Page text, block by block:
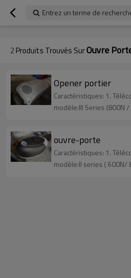
googlea70fe95786458a77.html
Entrez un terme de
2 Produits Trouvés SurOuvre
Opener portier
Caractéristiques: 1.
modèle:III Series (800N
ouvre-porte
Caractéristiques: 1.
modèle:II series (